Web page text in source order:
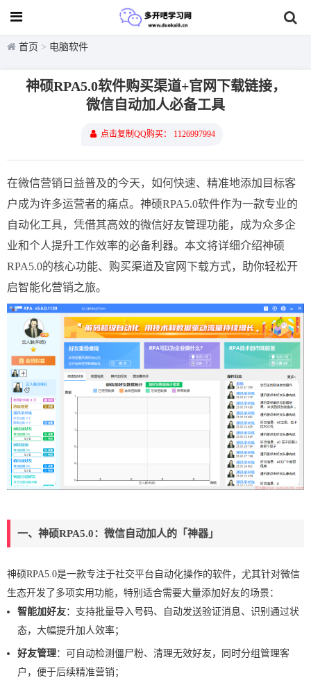
首页 > 电脑软件
神硕RPA5.0软件购买渠道+官网下载链接，
微信自动加人必备工具
点击复制QQ购买： 1126997994
在微信营销日益普及的今天，如何快速、精准地添加目标客
户成为许多运营者的痛点。神硕RPA5.0软件作为一款专业的
自动化工具，凭借其高效的微信好友管理功能，成为众多企
业和个人提升工作效率的必备利器。本文将详细介绍神硕
RPA5.0的核心功能、购买渠道及官网下载方式，助你轻松开
启智能化营销之旅。
一、神硕RPA5.0：微信自动加人的「神器」
神硕RPA5.0是一款专注于社交平台自动化操作的软件，尤其针对微信
生态开发了多项实用功能，特别适合需要大量添加好友的场景：
智能加好友：支持批量导入号码、自动发送验证消息、识别通过状
态，大幅提升加人效率；
好友管理：可自动检测僵尸粉、清理无效好友，同时分组管理客
户，便于后续精准营销；